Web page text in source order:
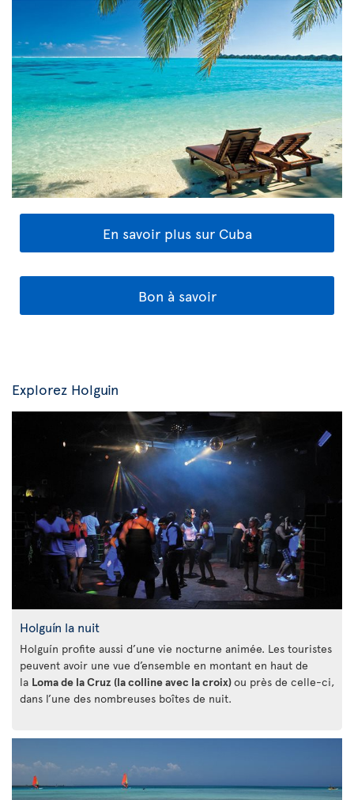
En savoir plus sur Cuba
Bon à savoir
Explorez Holguin
Holguín la nuit
Holguín profite aussi d’une vie nocturne animée. Les touristes
peuvent avoir une vue d’ensemble en montant en haut de
la Loma de la Cruz (la colline avec la croix)ou près de celle-ci,
dans l’une des nombreuses boîtes de nuit.